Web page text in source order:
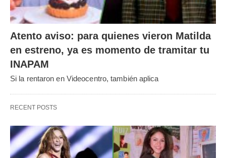
Atento aviso: para quienes vieron Matilda
en estreno, ya es momento de tramitar tu
INAPAM
Si la rentaron en Videocentro, también aplica
RECENT POSTS